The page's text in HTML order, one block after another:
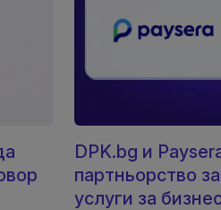
DPK.bg и
партньорство
услуги за